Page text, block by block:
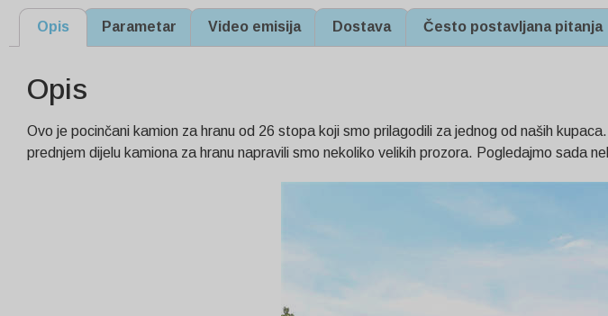
Opis Parametar Video emisija Dostava Često postavljana pitanja
Opis
Ovo je pocinčani kamion za hranu od 26 stopa koji smo prilagodili za jednog od naših
prednjem dijelu kamiona za hranu napravili smo nekoliko velikih prozora. Pogledajmo sada